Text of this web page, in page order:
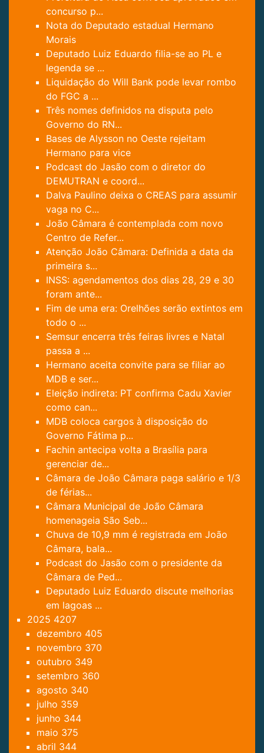
concurso p...
Nota do Deputado estadual Hermano
Morais
Deputado Luiz Eduardo filia-se ao PL e
legenda se ...
Liquidação do Will Bank pode levar rombo
do FGC a ...
Três nomes definidos na disputa pelo
Governo do RN...
Bases de Alysson no Oeste rejeitam
Hermano para vice
Podcast do Jasão com o diretor do
DEMUTRAN e coord...
Dalva Paulino deixa o CREAS para assumir
vaga no C...
João Câmara é contemplada com novo
Centro de Refer...
Atenção João Câmara: Definida a data da
primeira s...
INSS: agendamentos dos dias 28, 29 e 30
foram ante...
Fim de uma era: Orelhões serão extintos em
todo o ...
Semsur encerra três feiras livres e Natal
passa a ...
Hermano aceita convite para se filiar ao
MDB e ser...
Eleição indireta: PT confirma Cadu Xavier
como can...
MDB coloca cargos à disposição do
Governo Fátima p...
Fachin antecipa volta a Brasília para
gerenciar de...
Câmara de João Câmara paga salário e 1/3
de férias...
Câmara Municipal de João Câmara
homenageia São Seb...
Chuva de 10,9 mm é registrada em João
Câmara, bala...
Podcast do Jasão com o presidente da
Câmara de Ped...
Deputado Luiz Eduardo discute melhorias
em lagoas ...
2025 4207
dezembro 405
novembro 370
outubro 349
setembro 360
agosto 340
julho 359
junho 344
maio 375
abril 344